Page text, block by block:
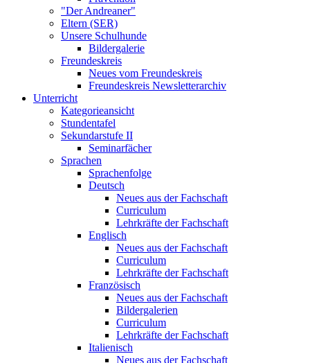
"Der Andreaner"
Eltern (SER)
Unsere Schulhunde
Bildergalerie
Freundeskreis
Neues vom Freundeskreis
Freundeskreis Newsletterarchiv
Unterricht
Kategorieansicht
Stundentafel
Sekundarstufe II
Seminarfächer
Sprachen
Sprachenfolge
Deutsch
Neues aus der Fachschaft
Curriculum
Lehrkräfte der Fachschaft
Englisch
Neues aus der Fachschaft
Curriculum
Lehrkräfte der Fachschaft
Französisch
Neues aus der Fachschaft
Bildergalerien
Curriculum
Lehrkräfte der Fachschaft
Italienisch
Neues aus der Fachschaft